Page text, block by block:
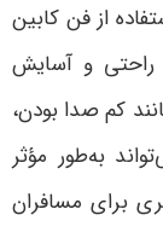
از فن کابین
راحتی و آسایش
کم صدا بودن،
به‌طور مؤثر
برای مسافران